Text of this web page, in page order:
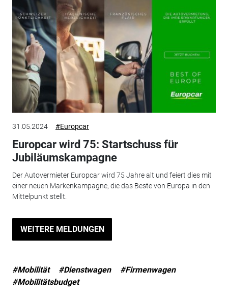
31.05.2024 #Europcar
Europcar wird 75: Startschuss für
Jubiläumskampagne
Der Autovermieter Europcar wird 75 Jahre alt und feiert dies mit
einer neuen Markenkampagne, die das Beste von Europa in den
Mittelpunkt stellt.
WEITERE MELDUNGEN
#Mobilität #Dienstwagen
#Firmenwagen
#Mobilitätsbudget